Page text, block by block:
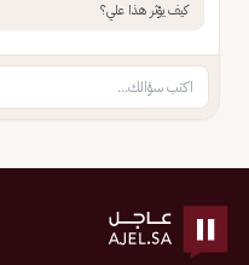
كيف يؤثر هذا علي؟